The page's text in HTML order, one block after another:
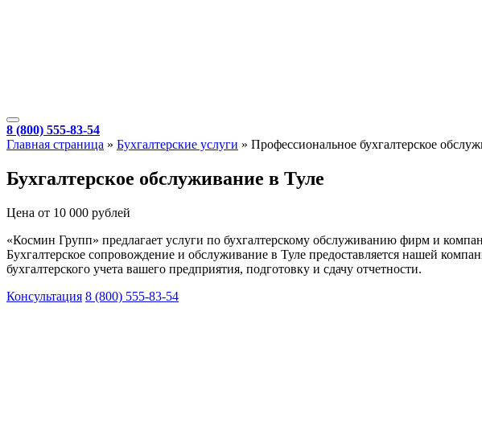
8 (800) 555-83-54
Главная страница » Бухгалтерские услуги » Профессиональное бухгалтерское
Бухгалтерское обслуживание в Туле
Цена от 10 000 рублей
«Космин Групп» предлагает услуги по бухгалтерскому обслуживанию фирм и
Бухгалтерское сопровождение и обслуживание в Туле предоставляется нашей
бухгалтерского учета вашего предприятия, подготовку и сдачу отчетности.
Консультация 8 (800) 555-83-54